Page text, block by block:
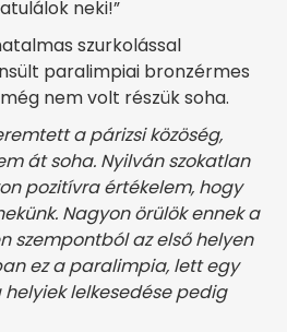
neki!”
szurkolással
paralimpiai bronzérmes
nem volt részük soha.
a párizsi közöség,
át soha. Nyilván szokatlan
pozitívra értékelem, hogy
Nagyon örülök ennek a
szempontból az első helyen
ez a paralimpia, lett egy
lelkesedése pedig